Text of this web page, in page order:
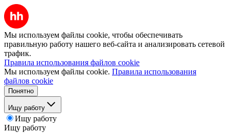
Мы используем файлы cookie, чтобы обеспечивать
правильную работу нашего веб-сайта и анализировать сетевой
трафик.
Правила использования файлов cookie
Мы используем файлы cookie. Правила использования
файлов cookie
Понятно
Ищу работу
Ищу работу
Ищу работу